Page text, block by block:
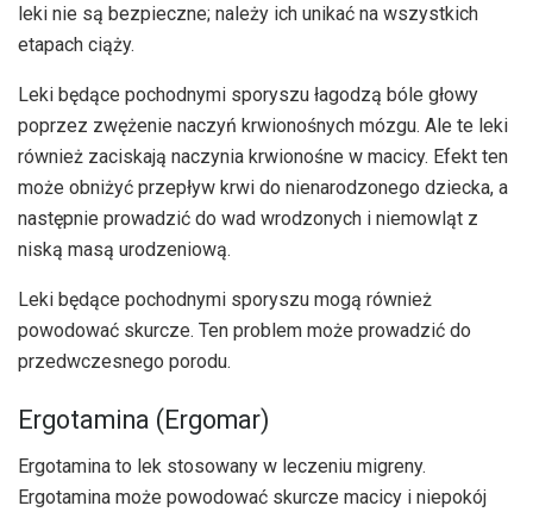
leki nie są bezpieczne; należy ich unikać na wszystkich
etapach ciąży.
Leki będące pochodnymi sporyszu łagodzą bóle głowy
poprzez zwężenie naczyń krwionośnych mózgu. Ale te leki
również zaciskają naczynia krwionośne w macicy. Efekt ten
może obniżyć przepływ krwi do nienarodzonego dziecka, a
następnie prowadzić do wad wrodzonych i niemowląt z
niską masą urodzeniową.
Leki będące pochodnymi sporyszu mogą również
powodować skurcze. Ten problem może prowadzić do
przedwczesnego porodu.
Ergotamina (Ergomar)
Ergotamina to lek stosowany w leczeniu migreny.
Ergotamina może powodować skurcze macicy i niepokój